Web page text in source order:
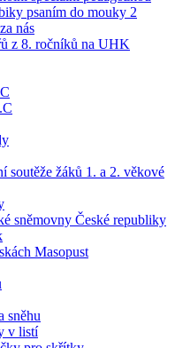
psaním do mouky 2
nás
z 8. ročníků na UHK
soutěže žáků 1. a 2. věkové
sněmovny České republiky
Masopust
sněhu
v listí